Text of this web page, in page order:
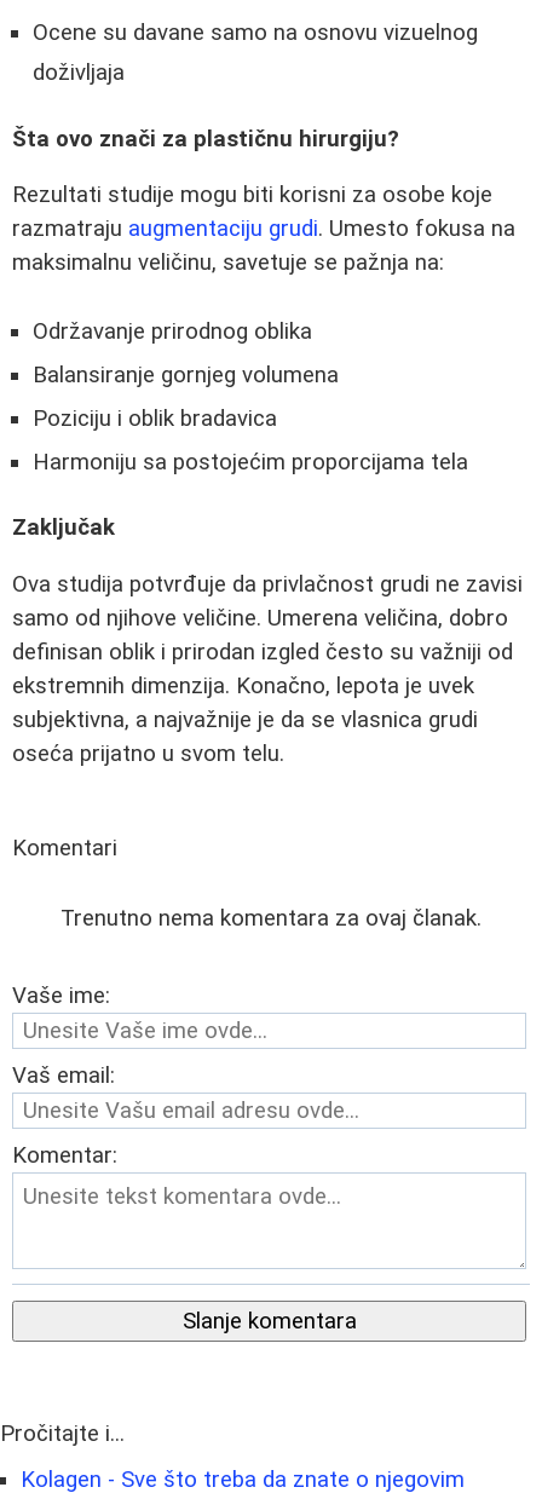
Ocene su davane samo na osnovu vizuelnog
doživljaja
Šta ovo znači za plastičnu hirurgiju?
Rezultati studije mogu biti korisni za osobe koje
razmatraju augmentaciju grudi. Umesto fokusa na
maksimalnu veličinu, savetuje se pažnja na:
Održavanje prirodnog oblika
Balansiranje gornjeg volumena
Poziciju i oblik bradavica
Harmoniju sa postojećim proporcijama tela
Zaključak
Ova studija potvrđuje da privlačnost grudi ne zavisi
samo od njihove veličine. Umerena veličina, dobro
definisan oblik i prirodan izgled često su važniji od
ekstremnih dimenzija. Konačno, lepota je uvek
subjektivna, a najvažnije je da se vlasnica grudi
oseća prijatno u svom telu.
Komentari
Trenutno nema komentara za ovaj članak.
Vaše ime:
Vaš email:
Komentar:
Slanje komentara
Pročitajte i...
Kolagen - Sve što treba da znate o njegovim